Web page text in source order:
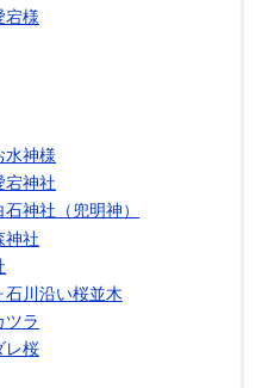
宕様
水神様
宕神社
神社（兜明神）
神社
川沿い桜並木
ツラ
レ桜